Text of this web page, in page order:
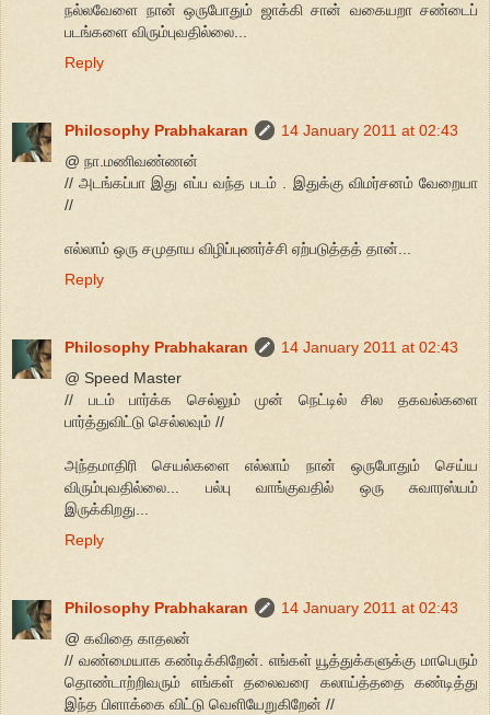
நல்லவேளை நான் ஒருபோதும் ஜாக்கி சான் வகையறா சண்டைப்
படங்களை விரும்புவதில்லை...
Reply
Philosophy Prabhakaran
14 January 2011 at 02:43
@ நா.மணிவண்ணன்
// அடங்கப்பா இது எப்ப வந்த படம் . இதுக்கு விமர்சனம் வேறையா
//
எல்லாம் ஒரு சமுதாய விழிப்புணர்ச்சி ஏற்படுத்தத் தான்...
Reply
Philosophy Prabhakaran
14 January 2011 at 02:43
@ Speed Master
// படம் பார்க்க செல்லும் முன் நெட்டில் சில தகவல்களை
பார்த்துவிட்டு செல்லவும் //
அந்தமாதிரி செயல்களை எல்லாம் நான் ஒருபோதும் செய்ய
விரும்புவதில்லை... பல்பு வாங்குவதில் ஒரு சுவாரஸ்யம்
இருக்கிறது...
Reply
Philosophy Prabhakaran
14 January 2011 at 02:43
@ கவிதை காதலன்
// வண்மையாக கண்டிக்கிறேன். எங்கள் யூத்துக்களுக்கு மாபெரும்
தொண்டாற்றிவரும் எங்கள் தலைவரை கலாய்த்ததை கண்டித்து
இந்த பிளாக்கை விட்டு வெளியேறுகிறேன் //